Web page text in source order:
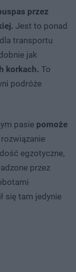
przez
Jest to ponad
transportu
jak
korkach. To
podróże
pasie pomoże
egzotyczne,
przez
się tam jedynie